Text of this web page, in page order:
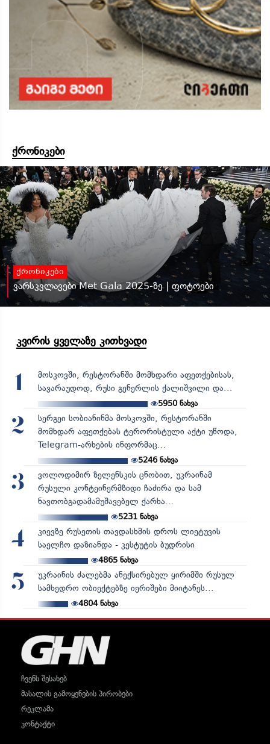
ქრონიკები
ქრონიკები
ვარსკვლავები Met Gala 2025-ზე | ფოტოები
კვირის ყველაზე კითხვადი
1
მოსკოვში, რესტორანში მომხდარი აფეთქებისას,
სავარაუდოდ, რუსი გენერლის ქალიშვილი და...
5950ნახვა
2
სერგეი სობიანინმა მოსკოვში, რესტორანში
მომხდარ აფეთქებას ტერორისტული აქტი უწოდა,
Telegram-არხების ინფორმაც...
5246ნახვა
3
ვოლოდიმირ ზელენსკის ცნობით, უკრაინამ
რუსული კონტეინერმზიდი ჩაძირა და სამ
ნავთობგადამამუშავებელ ქარხა...
5231ნახვა
4
კიევზე რუსეთის თავდასხმის დროს ლიეტუვის
საელჩო დაზიანდა - კესტუტის ბუდრისი
4865ნახვა
5
უკრაინის ძალებმა ანექსირებულ ყირიმში რუსულ
სამხედრო ობიექტებზე იერიშები მიიტანეს...
4804ნახვა
ჩვენს შესახებ
მასალის გამოყენების პირობები
რეკლამა
კონტაქტი